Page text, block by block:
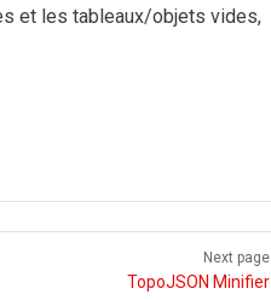
et les tableaux/objets vides,
Next page
TopoJSON Minifier